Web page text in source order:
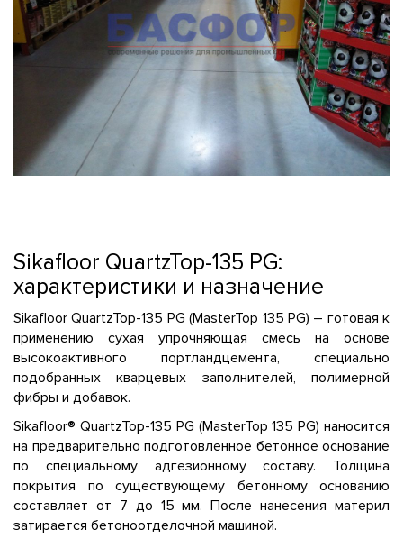
Sikafloor QuartzTop-135 PG:
характеристики и назначение
Sikafloor QuartzTop-135 PG (MasterTop 135 PG) – готовая к
применению сухая упрочняющая смесь на основе
высокоактивного портландцемента, специально
подобранных кварцевых заполнителей, полимерной
фибры и добавок.
Sikafloor® QuartzTop-135 PG (MasterTop 135 PG) наносится
на предварительно подготовленное бетонное основание
по специальному адгезионному составу. Толщина
покрытия по существующему бетонному основанию
составляет от 7 до 15 мм. После нанесения материл
затирается бетоноотделочной машиной.